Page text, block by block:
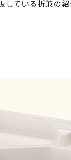
ている折兼の